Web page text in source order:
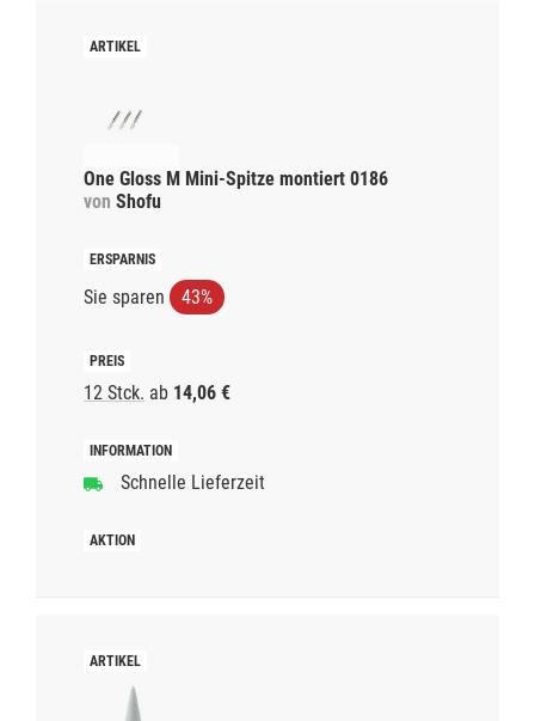
One Gloss M Mini-Spitze montiert 0186
von Shofu
Sie sparen 43%
12 Stck. ab 14,06 €
Schnelle Lieferzeit